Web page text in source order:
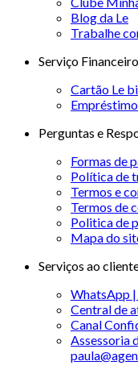
Blog da Le
Trabalhe
Serviço Financeiro
Cartão Le
Perguntas e
Formas de
Política de
Termos e
Termos de
Politica de
Mapa do
Serviços ao
WhatsApp
Central de
Canal
Assessoria